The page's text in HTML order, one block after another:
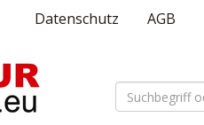
Datenschutz AGB